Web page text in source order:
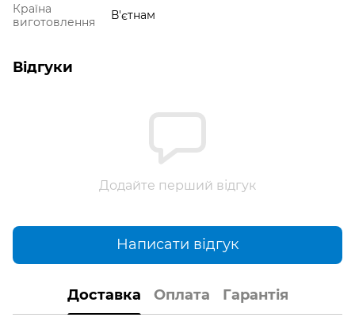
Країна
виготовлення
В'єтнам
Відгуки
Додайте перший відгук
Написати відгук
Доставка Оплата Гарантія